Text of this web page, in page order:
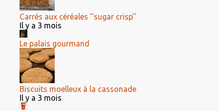
Carrés aux céréales ''sugar crisp''
Il y a 3 mois
Le palais gourmand
Biscuits moelleux à la cassonade
Il y a 3 mois